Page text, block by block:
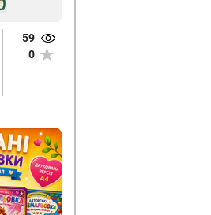
59
0